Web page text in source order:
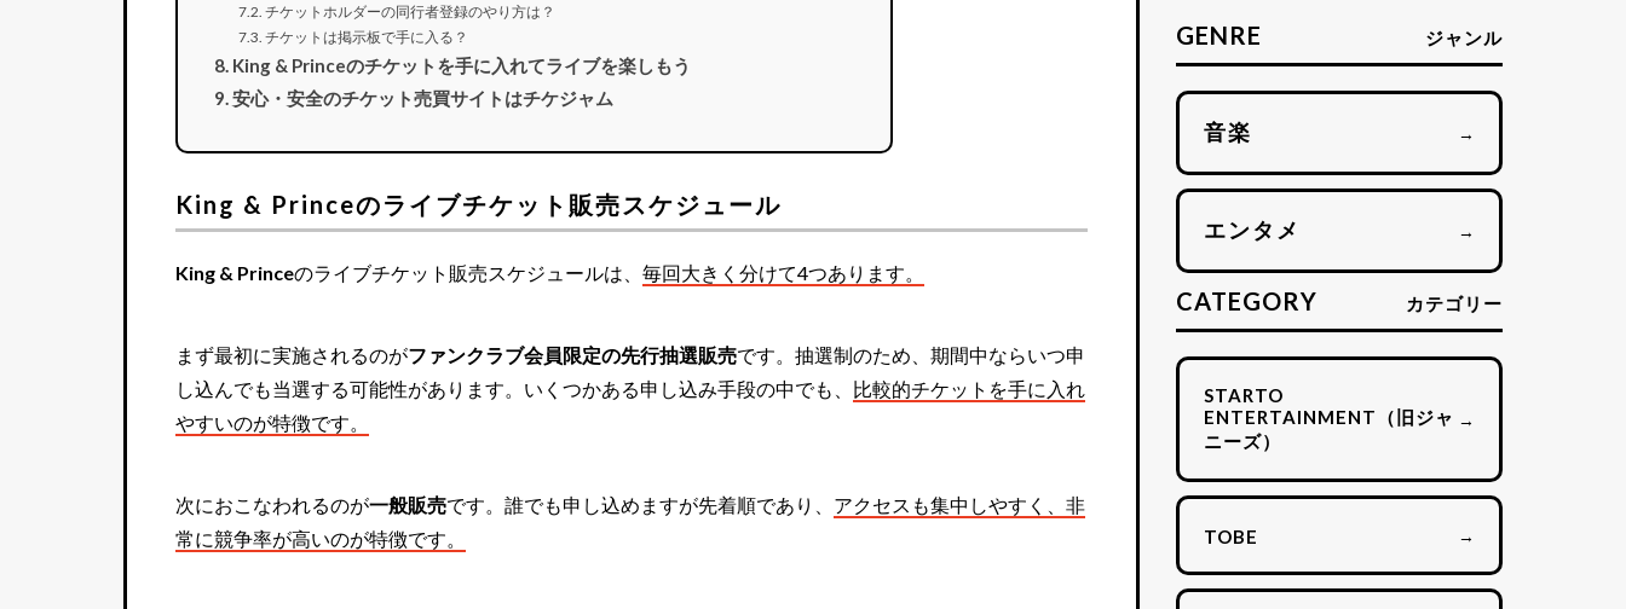
チケットホルダーの同行者登録のやり方は？
チケットは掲示板で手に入る？
King & Princeのチケットを手に入れてライブを楽しもう
安心・安全のチケット売買サイトはチケジャム
King & Princeのライブチケット販売スケジュール
King & Princeのライブチケット販売スケジュールは、 毎回大きく分けて4つあります。
まず最初に実施されるのがファンクラブ会員限定の先行抽選販売です。抽選制のため、期間中ならいつ申
し込んでも当選する可能性があります。いくつかある申し込み手段の中でも、 比較的チケットを手に入れ
やすいのが特徴です。
次におこなわれるのが一般販売です。誰でも申し込めますが先着順であり、 アクセスも集中しやすく、非
常に競争率が高いのが特徴です。
GENRE ジャンル
音楽 →
エンタメ →
CATEGORY カテゴリー
STARTO
ENTERTAINMENT（旧ジャ
ニーズ）
→
TOBE →